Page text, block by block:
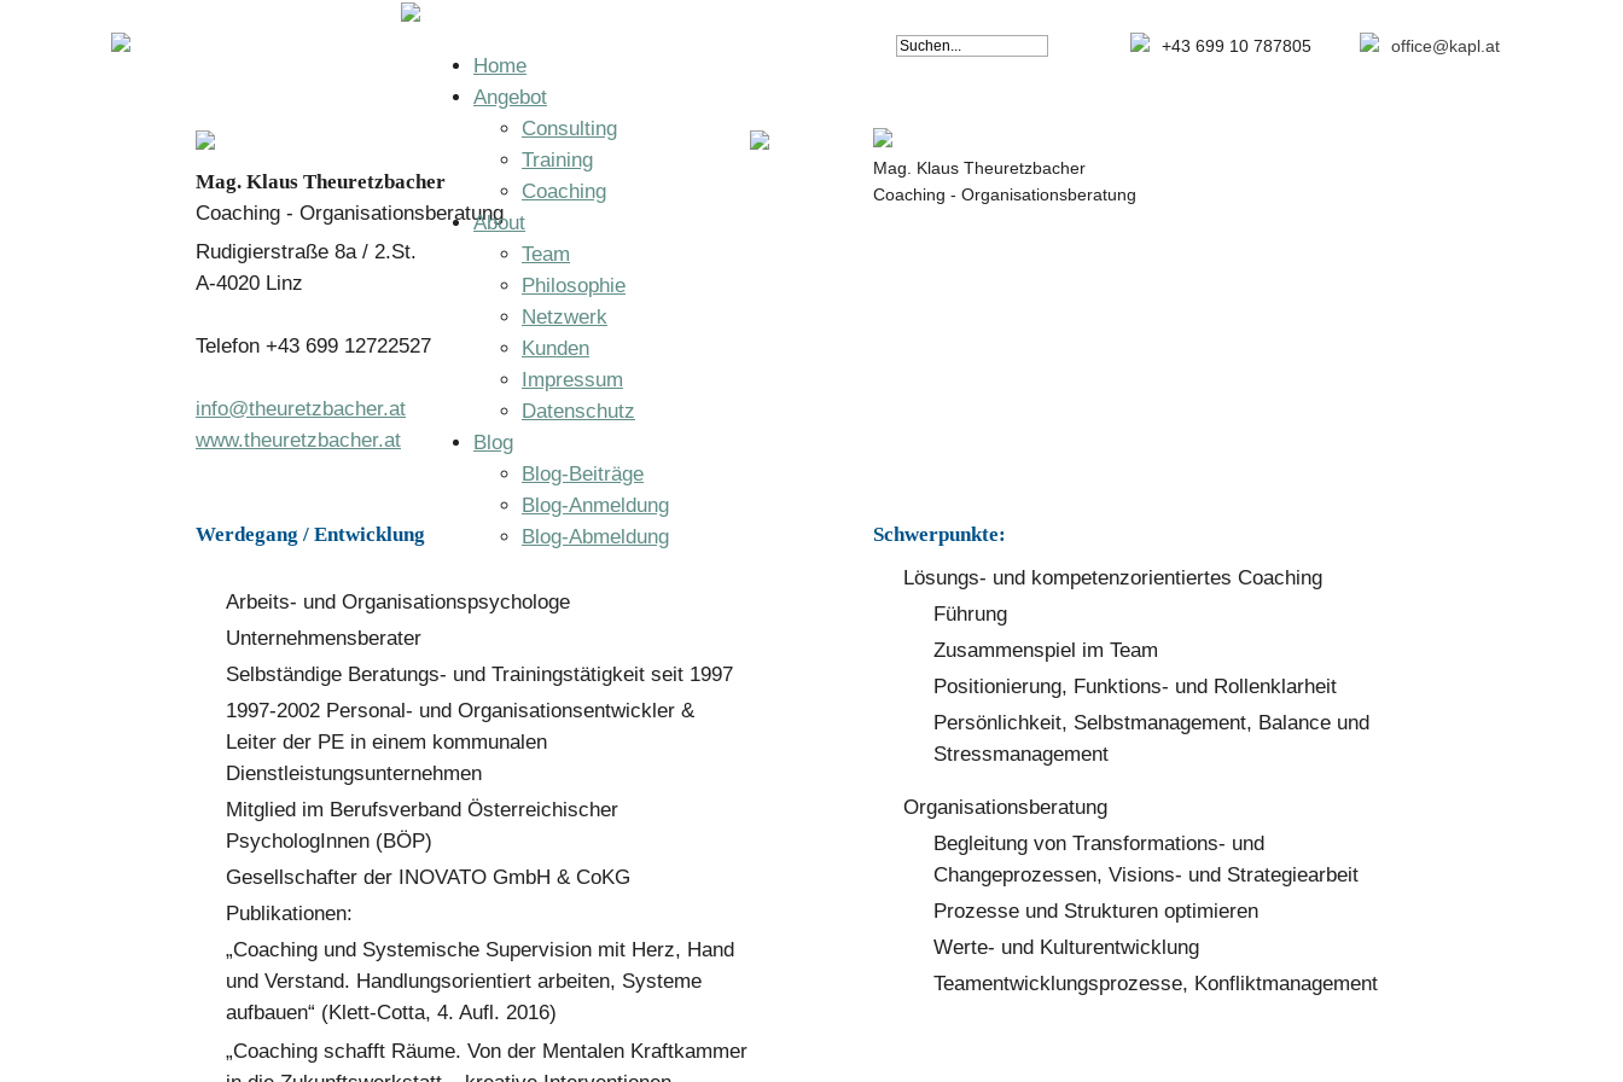
+43 699 10 787805 office@kapl.at
Home
Angebot
Consulting
Training
Coaching
About
Team
Philosophie
Netzwerk
Kunden
Impressum
Datenschutz
Blog
Blog-Beiträge
Blog-Anmeldung
Blog-Abmeldung
Mag. Klaus Theuretzbacher
Coaching - Organisationsberatung
Rudigierstraße 8a / 2.St.
A-4020 Linz
Telefon +43 699 12722527
info@theuretzbacher.at
www.theuretzbacher.at
Mag. Klaus Theuretzbacher
Coaching - Organisationsberatung
Werdegang / Entwicklung
Arbeits- und Organisationspsychologe
Unternehmensberater
Selbständige Beratungs- und Trainingstätigkeit seit 1997
1997-2002 Personal- und Organisationsentwickler &
Leiter der PE in einem kommunalen
Dienstleistungsunternehmen
Mitglied im Berufsverband Österreichischer
PsychologInnen (BÖP)
Gesellschafter der INOVATO GmbH & CoKG
Publikationen:
„Coaching und Systemische Supervision mit Herz, Hand
und Verstand. Handlungsorientiert arbeiten, Systeme
aufbauen“ (Klett-Cotta, 4. Aufl. 2016)
„Coaching schafft Räume. Von der Mentalen Kraftkammer
Schwerpunkte:
Lösungs- und kompetenzorientiertes Coaching
Führung
Zusammenspiel im Team
Positionierung, Funktions- und Rollenklarheit
Persönlichkeit, Selbstmanagement, Balance und
Stressmanagement
Organisationsberatung
Begleitung von Transformations- und
Changeprozessen, Visions- und Strategiearbeit
Prozesse und Strukturen optimieren
Werte- und Kulturentwicklung
Teamentwicklungsprozesse, Konfliktmanagement